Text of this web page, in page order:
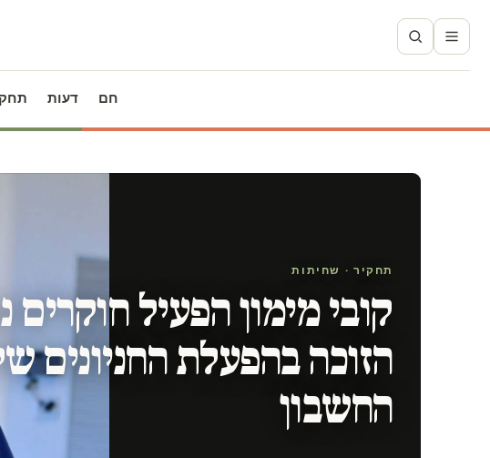
חם דעות
תחקיר · שחיתות
קובי מימון הפעיל חוקרים
הזוכה בהפעלת החניונים
החשבון